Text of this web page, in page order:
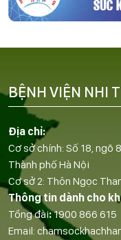
Địa chỉ:
Cơ sở chính: Số 18, ngõ
Thành phố Hà Nội
Cơ sở 2: Thôn Ngọc
Thông tin dành cho
Tổng đài:1900 866 615
Email:
BỆNH VIỆN NHI